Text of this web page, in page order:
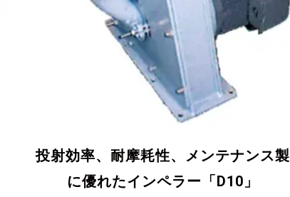
投射効率、耐摩耗性、メンテナンス製
に優れたインペラー「D10」